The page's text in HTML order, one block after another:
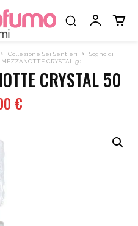
Collezione Sei Sentieri
Sogno di
MEZZANOTTE CRYSTAL 50
CRYSTAL 50
€